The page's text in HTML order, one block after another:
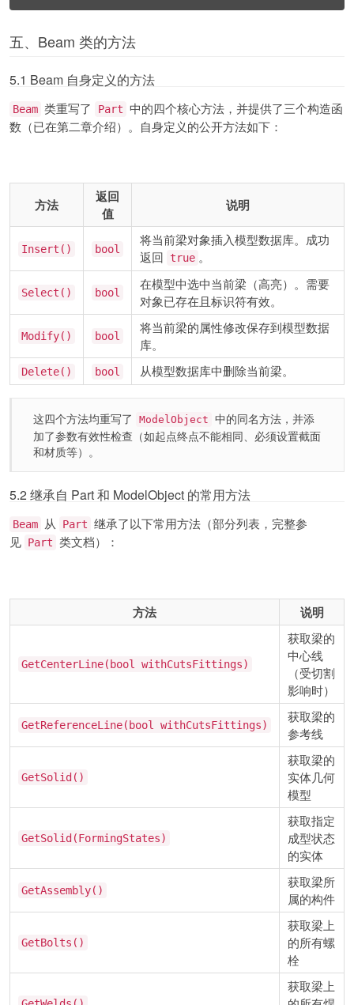
五、Beam 类的方法
5.1 Beam 自身定义的方法
Beam 类重写了 Part 中的四个核心方法，并提供了三个构造函
数（已在第二章介绍）。自身定义的公开方法如下：
方法
返回
值
说明
Insert() bool
将当前梁对象插入模型数据库。成功
返回
true 。
Select() bool
在模型中选中当前梁（高亮）。需要
对象已存在且标识符有效。
Modify() bool
将当前梁的属性修改保存到模型数据
库。
Delete() bool 从模型数据库中删除当前梁。
这四个方法均重写了 ModelObject 中的同名方法，并添
加了参数有效性检查（如起点终点不能相同、必须设置截面
和材质等）。
5.2 继承自 Part 和 ModelObject 的常用方法
Beam 从 Part 继承了以下常用方法（部分列表，完整参
见 Part 类文档）：
方法 说明
GetCenterLine(bool withCutsFittings)
获取梁的
中心线
（受切割
影响时）
GetReferenceLine(bool withCutsFittings)
获取梁的
参考线
GetSolid()
获取梁的
实体几何
模型
GetSolid(FormingStates)
获取指定
成型状态
的实体
GetAssembly()
获取梁所
属的构件
GetBolts()
获取梁上
的所有螺
栓
获取梁上